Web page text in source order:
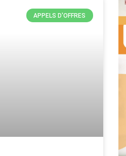
APPELS D'OFFRES